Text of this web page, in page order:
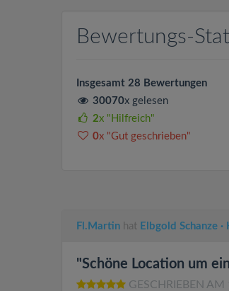
Bewertungs-
Insgesamt 28 Bewertungen
30070x gelesen
2x "Hilfreich"
0x "Gut geschrieben"
Fl.Martin hat Elbgold Schanze
"Schöne Location um
GESCHRIEBEN